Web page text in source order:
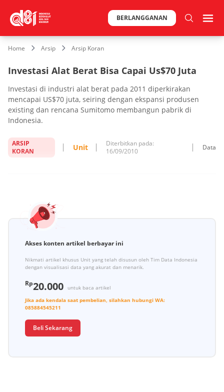
BERLANGGANAN
Home Arsip Arsip Koran
Investasi Alat Berat Bisa Capai Us$70 Juta
Investasi di industri alat berat pada 2011 diperkirakan
mencapai US$70 juta, seiring dengan ekspansi produsen
existing dan rencana Sumitomo membangun pabrik di
Indonesia.
ARSIP
KORAN
Unit
Diterbitkan pada:
16/09/2010
Data
Akses konten artikel berbayar ini
Nikmati artikel khusus Unit yang telah disusun oleh Tim Data Indonesia
dengan visualisasi data yang akurat dan menarik.
Rp20.000
untuk baca artikel
Jika ada kendala saat pembelian, silahkan hubungi WA:
085884545211
Beli Sekarang